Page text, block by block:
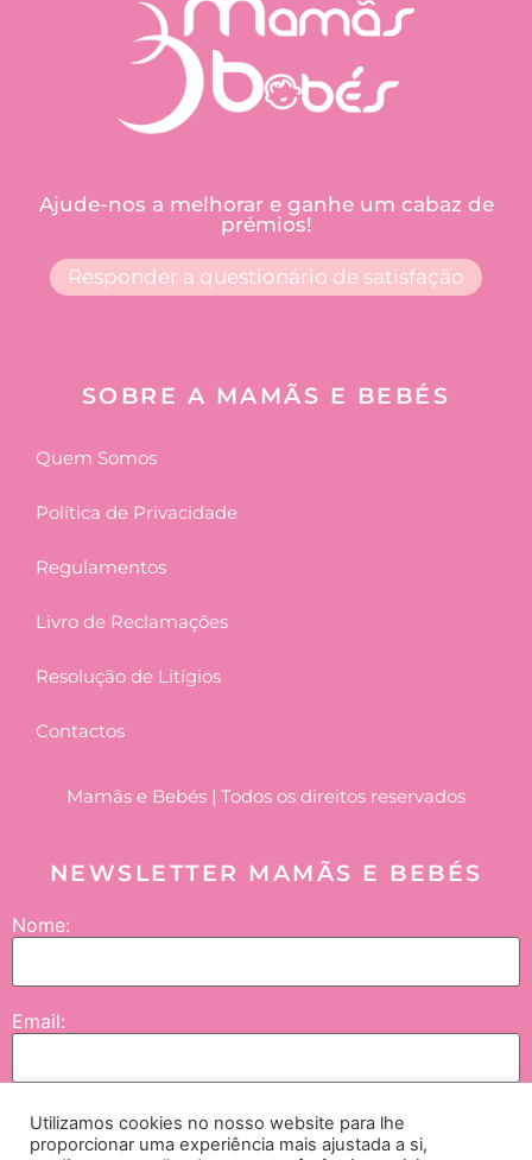
Ajude-nos a melhorar e ganhe um cabaz de
prémios!
Responder a questionário de satisfação
SOBRE A MAMÃS E BEBÉS
Quem Somos
Política de Privacidade
Regulamentos
Livro de Reclamações
Resolução de Litígios
Contactos
Mamãs e Bebés | Todos os direitos reservados
NEWSLETTER MAMÃS E BEBÉS
Nome:
Email:
Enviar
Utilizamos cookies no nosso website para lhe
proporcionar uma experiência mais ajustada a si,